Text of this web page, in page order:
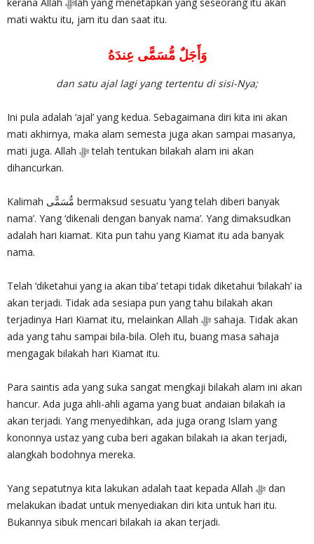
mati waktu itu, jam itu dan saat itu.
وَأَجَلٌ مُّسَمًّى عِندَهُ
dan satu ajal lagi yang tertentu di sisi-Nya;
Ini pula adalah ‘ajal’ yang kedua. Sebagaimana diri kita ini akan
mati akhirnya, maka alam semesta juga akan sampai masanya,
mati juga. Allah‎ ﷻ telah tentukan bilakah alam ini akan
dihancurkan.
Kalimah مُّسَمًّى bermaksud sesuatu ‘yang telah diberi banyak
nama’. Yang ‘dikenali dengan banyak nama’. Yang dimaksudkan
adalah hari kiamat. Kita pun tahu yang Kiamat itu ada banyak
nama.
Telah ‘diketahui yang ia akan tiba’ tetapi tidak diketahui ‘bilakah’ ia
akan terjadi. Tidak ada sesiapa pun yang tahu bilakah akan
terjadinya Hari Kiamat itu, melainkan Allah ‎ﷻ sahaja. Tidak akan
ada yang tahu sampai bila-bila. Oleh itu, buang masa sahaja
mengagak bilakah hari Kiamat itu.
Para saintis ada yang suka sangat mengkaji bilakah alam ini akan
hancur. Ada juga ahli-ahli agama yang buat andaian bilakah ia
akan terjadi. Yang menyedihkan, ada juga orang Islam yang
kononnya ustaz yang cuba beri agakan bilakah ia akan terjadi,
alangkah bodohnya mereka.
Yang sepatutnya kita lakukan adalah taat kepada Allah ‎ﷻ dan
melakukan ibadat untuk menyediakan diri kita untuk hari itu.
Bukannya sibuk mencari bilakah ia akan terjadi.